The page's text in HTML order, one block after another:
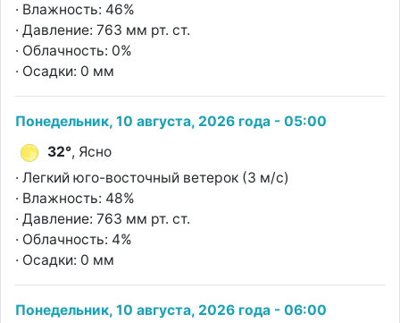
· Влажность: 46%
· Давление: 763 мм рт. ст.
· Облачность: 0%
· Осадки: 0 мм
Понедельник, 10 августа, 2026 года - 05:00
32°, Ясно
· Легкий юго-восточный ветерок (3 м/с)
· Влажность: 48%
· Давление: 763 мм рт. ст.
· Облачность: 4%
· Осадки: 0 мм
Понедельник, 10 августа, 2026 года - 06:00